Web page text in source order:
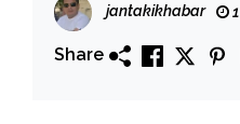
jantakikhabar
Share